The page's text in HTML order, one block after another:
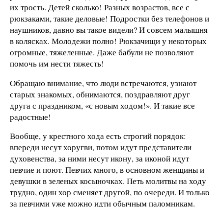
их трость. Детей сколько! Разных возрастов, все с
рюкзаками, такие деловые! Подростки без телефонов и
наушников, давно вы такое видели? И совсем малышня
в колясках. Молодежи полно! Рюкзачищи у некоторых
огромные, тяжеленные. Даже бабули не позволяют
помочь им нести тяжесть!
Обращаю внимание, что люди встречаются, узнают
старых знакомых, обнимаются, поздравляют друг
друга с праздником, «с новым ходом!». И такие все
радостные!
Вообще, у крестного хода есть строгий порядок:
впереди несут хоругви, потом идут представители
духовенства, за ними несут икону, за иконой идут
певчие и поют. Певчих много, в основном женщины и
девушки в зеленых косыночках. Петь молитвы на ходу
трудно, один хор сменяет другой, по очереди. И только
за певчими уже можно идти обычным паломникам.